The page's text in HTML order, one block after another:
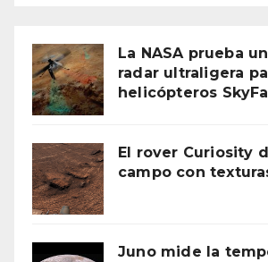
La NASA prueba
radar ultraligera
helicópteros
El rover Curiosity
campo con
Juno mide la